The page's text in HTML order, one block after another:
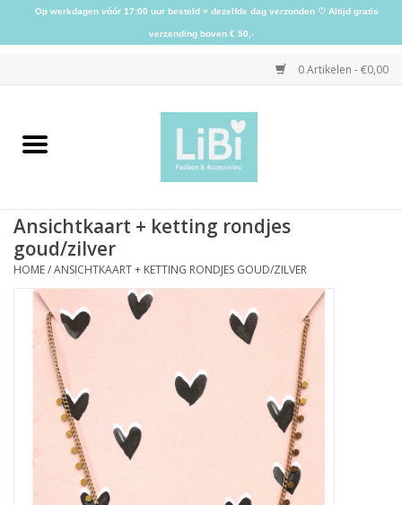
0 Artikelen - €0,00
Home
Kleding
Schoenen
Sieraden
Accessoires
Home deco
Ansichtkaart + ketting rondjes
goud/zilver
HOME/ANSICHTKAART + KETTING RONDJES GOUD/ZILVER
Op werkdagen vóór 17:00 uur besteld = dezelfde dag verzonden ♡ Altijd gratis
verzending boven € 50,-